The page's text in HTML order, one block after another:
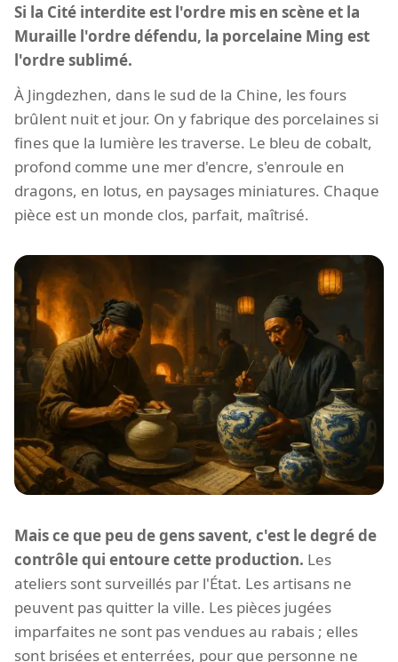
Si la Cité interdite est l'ordre mis en scène et la
Muraille l'ordre défendu, la porcelaine Ming est
l'ordre sublimé.
À Jingdezhen, dans le sud de la Chine, les fours
brûlent nuit et jour. On y fabrique des porcelaines si
fines que la lumière les traverse. Le bleu de cobalt,
profond comme une mer d'encre, s'enroule en
dragons, en lotus, en paysages miniatures. Chaque
pièce est un monde clos, parfait, maîtrisé.
Mais ce que peu de gens savent, c'est le degré de
contrôle qui entoure cette production. Les
ateliers sont surveillés par l'État. Les artisans ne
peuvent pas quitter la ville. Les pièces jugées
imparfaites ne sont pas vendues au rabais ; elles
sont brisées et enterrées, pour que personne ne